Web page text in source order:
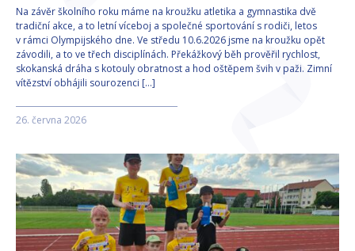
Na závěr školního roku máme na kroužku atletika a gymnastika dvě
tradiční akce, a to letní víceboj a společné sportování s rodiči, letos
v rámci Olympijského dne. Ve středu 10.6.2026 jsme na kroužku opět
závodili, a to ve třech disciplínách. Překážkový běh prověřil rychlost,
skokanská dráha s kotouly obratnost a hod oštěpem švih v paži. Zimní
vítězství obhájili sourozenci […]
26. června 2026